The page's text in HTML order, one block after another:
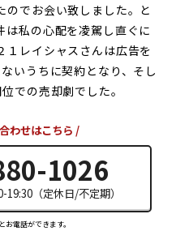
のでお会い致しました。と
は私の心配を凌駕し直ぐに
１レイシャスさんは広告を
いうちに契約となり、そし
での売却劇でした。
わせはこちら
1026
19:30（定休日/不定期）
電話ができます。